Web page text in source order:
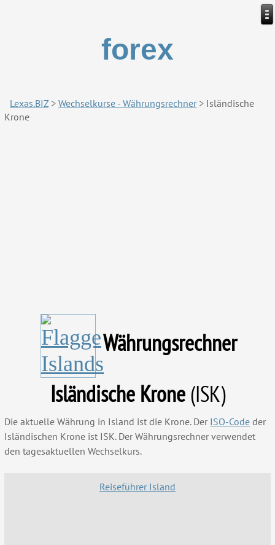
forex
Lexas.BIZ >Wechselkurse - Währungsrechner> Isländische
Krone
Währungsrechner
Isländische Krone(ISK)
Die aktuelle Währung in Island ist die Krone. Der ISO-Code der
Isländischen Krone ist ISK. Der Währungsrechner verwendet
den tagesaktuellen Wechselkurs.
Reiseführer Island